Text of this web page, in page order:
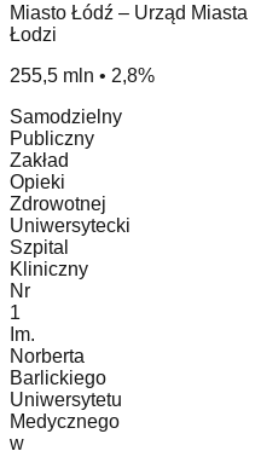
Miasto Łódź – Urząd Miasta
Łodzi
255,5 mln • 2,8%
Samodzielny
Publiczny
Zakład
Opieki
Zdrowotnej
Uniwersytecki
Szpital
Kliniczny
Nr
1
Im.
Norberta
Barlickiego
Uniwersytetu
Medycznego
w